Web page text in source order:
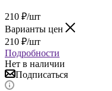
210 ₽/шт
Варианты цен
210 ₽/шт
Подробности
Нет в наличии
Подписаться